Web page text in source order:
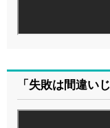
「失敗は間違い